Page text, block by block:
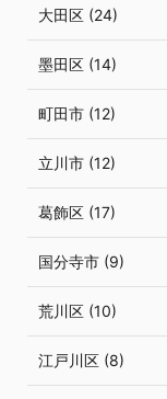
大田区 (24)
墨田区 (14)
町田市 (12)
立川市 (12)
葛飾区 (17)
国分寺市 (9)
荒川区 (10)
江戸川区 (8)